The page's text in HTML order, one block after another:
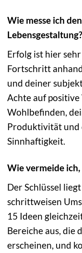
Wie messe ich
Lebensgestaltung?
Erfolg ist hier
Fortschritt
und deiner
Achte auf
Wohlbefinden,
Produktivität und
Sinnhaftigkeit.
Wie vermeide
Der Schlüssel
schrittweisen
15 Ideen
Bereiche aus, die
erscheinen, und